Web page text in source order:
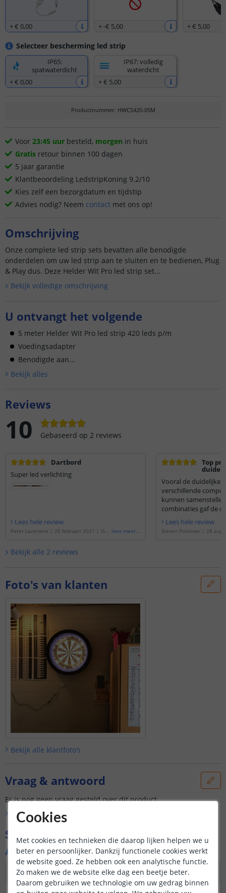
+€ 0,00 +-€ 5,00 +€ 5,00
Selecteer bescherming led strip
IP65:
spatwaterdicht
+€ 0,00
IP67: volledig
waterdicht
+€ 5,00
Productnummer: HWCS420-05M
Voor 23:45 uur besteld, morgen in huis
Gratis retour binnen 100 dagen
5 jaar garantie
Klantbeoordeling LedstripKoning 9.2/10
Kies zelf een bezorgdatum en tijdstip
Advies nodig? Neem contact met ons op!
Omschrijving
Onze complete led strip sets bevatten alle benodigde
onderdelen om uw led strip aan te sluiten en te bedienen, Plug
& Play dus. Deze Helder Wit Pro led strip set...
Bekijk volledige omschrijving
U ontvangt het volgende
5 meter Helder Wit Pro led strip 420 leds p/m
Voedingsadapter
Benodigde aan...
Bekijk alles
Reviews
10 Gebaseerd op 2 reviews
Dartbord
Super led verlichting
Lees hele review
Peter Lazeroms | 20 februari 2021 | Geb lees meer...
Top
Vooral de duidelijke
verschillende
kunnen
combinaties gaf de
Lees hele review
Steven Poolman | 28
Bekijk alle 2 reviews
Foto's van klanten
Bekijk alle klantfoto’s
Vraag & antwoord
Er is nog geen vraag gesteld over dit product.
Bekijk alle Vraag & antwoord
Specificaties
Algemene kenmerken
Dimbaar
Ja
3M plakstrip over de
Ja
Cookies
Met cookies en technieken die daarop lijken helpen we u
beter en persoonlijker. Dankzij functionele cookies werkt
de website goed. Ze hebben ook een analytische functie.
Zo maken we de website elke dag een beetje beter.
Daarom gebruiken we technologie om uw gedrag binnen